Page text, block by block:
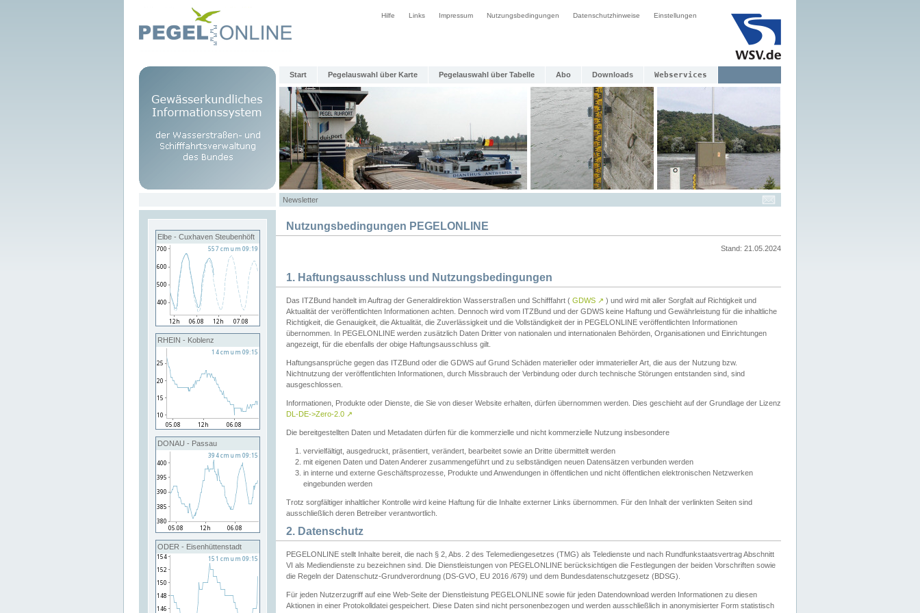
Hilfe Links Impressum Nutzungsbedingungen Datenschutzhinweise Einstellungen
Start Pegelauswahl über Karte Pegelauswahl über Tabelle Abo Downloads Webservices
Newsletter
Elbe - Cuxhaven Steubenhöft
RHEIN - Koblenz
DONAU - Passau
ODER - Eisenhüttenstadt
Nutzungsbedingungen PEGELONLINE
Stand: 21.05.2024
1. Haftungsausschluss und Nutzungsbedingungen
Das ITZBund handelt im Auftrag der Generaldirektion Wasserstraßen und Schifffahrt ( GDWS ↗ ) und wird mit aller Sorgfalt auf Richtigkeit und
Aktualität der veröffentlichten Informationen achten. Dennoch wird vom ITZBund und der GDWS keine Haftung und Gewährleistung für die inhaltliche
Richtigkeit, die Genauigkeit, die Aktualität, die Zuverlässigkeit und die Vollständigkeit der in PEGELONLINE veröffentlichten Informationen
übernommen. In PEGELONLINE werden zusätzlich Daten Dritter von nationalen und internationalen Behörden, Organisationen und Einrichtungen
angezeigt, für die ebenfalls der obige Haftungsausschluss gilt.
Haftungsansprüche gegen das ITZBund oder die GDWS auf Grund Schäden materieller oder immaterieller Art, die aus der Nutzung bzw.
Nichtnutzung der veröffentlichten Informationen, durch Missbrauch der Verbindung oder durch technische Störungen entstanden sind, sind
ausgeschlossen.
Informationen, Produkte oder Dienste, die Sie von dieser Website erhalten, dürfen übernommen werden. Dies geschieht auf der Grundlage der Lizenz
DL-DE->Zero-2.0 ↗
Die bereitgestellten Daten und Metadaten dürfen für die kommerzielle und nicht kommerzielle Nutzung insbesondere
vervielfältigt, ausgedruckt, präsentiert, verändert, bearbeitet sowie an Dritte übermittelt werden
mit eigenen Daten und Daten Anderer zusammengeführt und zu selbständigen neuen Datensätzen verbunden werden
in interne und externe Geschäftsprozesse, Produkte und Anwendungen in öffentlichen und nicht öffentlichen elektronischen Netzwerken
eingebunden werden
Trotz sorgfältiger inhaltlicher Kontrolle wird keine Haftung für die Inhalte externer Links übernommen. Für den Inhalt der verlinkten Seiten sind
ausschließlich deren Betreiber verantwortlich.
2. Datenschutz
PEGELONLINE stellt Inhalte bereit, die nach § 2, Abs. 2 des Telemediengesetzes (TMG) als Teledienste und nach Rundfunkstaatsvertrag Abschnitt
VI als Mediendienste zu bezeichnen sind. Die Dienstleistungen von PEGELONLINE berücksichtigen die Festlegungen der beiden Vorschriften sowie
die Regeln der Datenschutz-Grundverordnung (DS-GVO, EU 2016 /679) und dem Bundesdatenschutzgesetz (BDSG).
Für jeden Nutzerzugriff auf eine Web-Seite der Dienstleistung PEGELONLINE sowie für jeden Datendownload werden Informationen zu diesen
Aktionen in einer Protokolldatei gespeichert. Diese Daten sind nicht personenbezogen und werden ausschließlich in anonymisierter Form statistisch